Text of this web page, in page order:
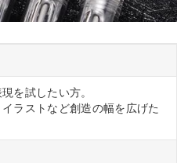
を試したい方。
ラストなど創造の幅を広げた